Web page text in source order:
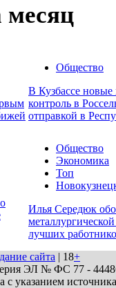
месяц
Общество
В Кузбассе
контроль в
отправкой в
Общество
Экономика
Топ
Илья Середюк
лучших
сайта | 18+
ЭЛ № ФС 77 - 44486
с указанием